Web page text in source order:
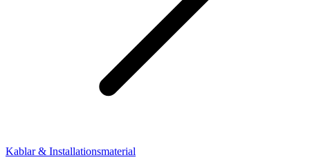
Kablar & Installationsmaterial